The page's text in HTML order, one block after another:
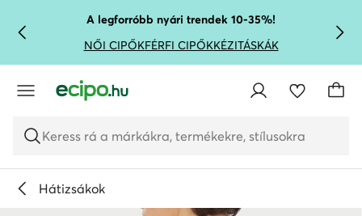
UGRÁS A FŐ TARTALOMRA
UGRÁS A KERESÉSHEZA legforróbb nyári trendek 10-35%!
NŐI CIPŐKFÉRFI CIPŐKKÉZITÁSKÁK
Keress rá a márkákra, termékekre, stílusokra
Hátizsákok